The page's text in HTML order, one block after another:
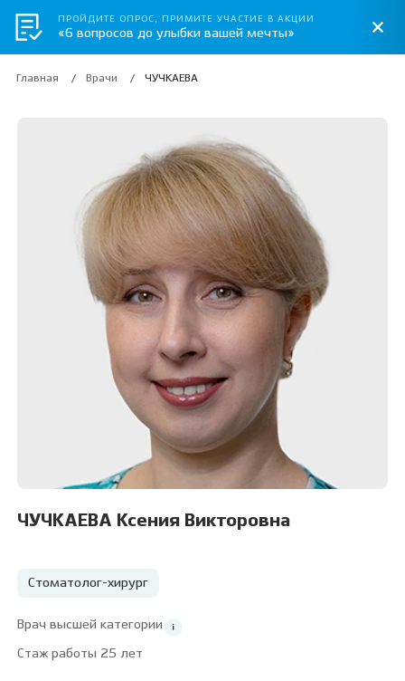
Главная Врачи ЧУЧКАЕВА
ЧУЧКАЕВА Ксения Викторовна
Стоматолог-хирург
Врач высшей категории
Стаж работы 25 лет
ПРОЙДИТЕ ОПРОС, ПРИМИТЕ УЧАСТИЕ В АКЦИИ
«6 вопросов до улыбки вашей мечты»